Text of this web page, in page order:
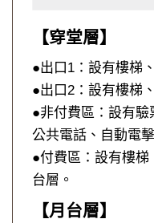
【穿堂層】
●出口1：設有樓梯
●出口2：設有樓梯
●非付費區：設有驗
公共電話、自動電擊
●付費區：設有樓梯
台層。
【月台層】